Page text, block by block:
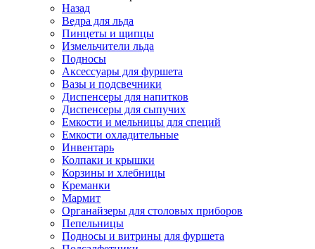
Назад
Ведра для льда
Пинцеты и щипцы
Измельчители льда
Подносы
Аксессуары для фуршета
Вазы и подсвечники
Диспенсеры для напитков
Диспенсеры для сыпучих
Емкости и мельницы для специй
Емкости охладительные
Инвентарь
Колпаки и крышки
Корзины и хлебницы
Креманки
Мармит
Органайзеры для столовых приборов
Пепельницы
Подносы и витрины для фуршета